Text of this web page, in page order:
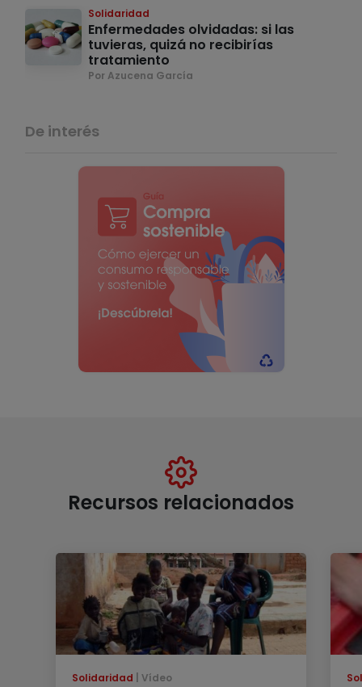
Solidaridad
Enfermedades olvidadas: si las
tuvieras, quizá no recibirías
tratamiento
Por Azucena García
De interés
Recursos relacionados
Solidaridad Vídeo